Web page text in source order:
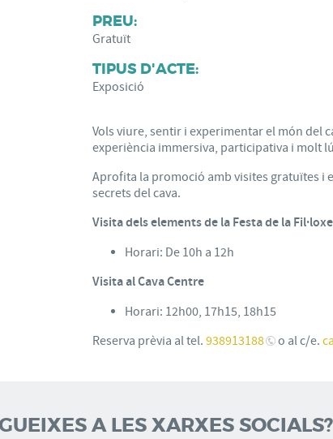
PREU:
Gratuït
TIPUS D'ACTE:
Exposició
Vols viure, sentir i experimentar el món del
experiència immersiva, participativa i molt
Aprofita la promoció amb visites gratuïtes i
secrets del cava.
Visita dels elements de la Festa de la
Horari: De 10h a 12h
Visita al Cava Centre
Horari: 12h00, 17h15, 18h15
Reserva prèvia al tel. 938913188 o al c/e.
A LES XARXES SOCIALS?